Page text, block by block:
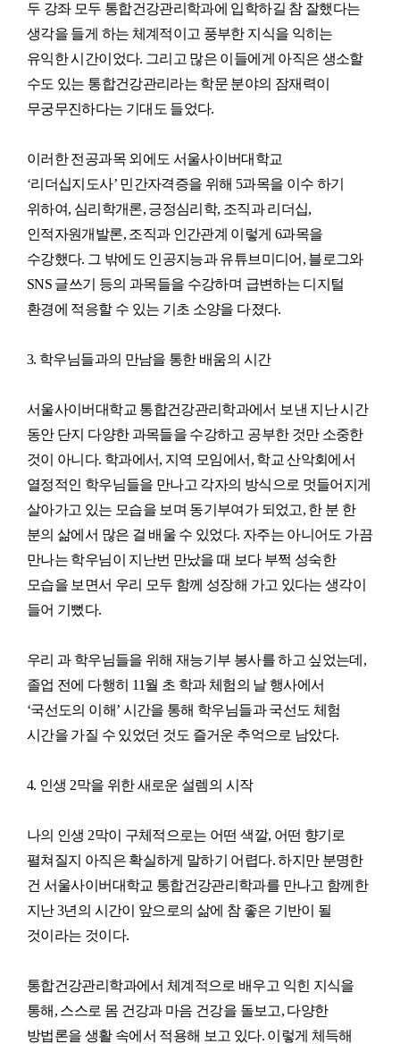
두 강좌 모두 통합건강관리학과에 입학하길 참 잘했다는
생각을 들게 하는 체계적이고 풍부한 지식을 익히는
유익한 시간이었다. 그리고 많은 이들에게 아직은 생소할
수도 있는 통합건강관리라는 학문 분야의 잠재력이
무궁무진하다는 기대도 들었다.
이러한 전공과목 외에도 서울사이버대학교
‘리더십지도사’ 민간자격증을 위해 5과목을 이수 하기
위하여, 심리학개론, 긍정심리학, 조직과 리더십,
인적자원개발론, 조직과 인간관계 이렇게 6과목을
수강했다. 그 밖에도 인공지능과 유튜브미디어, 블로그와
SNS 글쓰기 등의 과목들을 수강하며 급변하는 디지털
환경에 적응할 수 있는 기초 소양을 다졌다.
3. 학우님들과의 만남을 통한 배움의 시간
서울사이버대학교 통합건강관리학과에서 보낸 지난 시간
동안 단지 다양한 과목들을 수강하고 공부한 것만 소중한
것이 아니다. 학과에서, 지역 모임에서, 학교 산악회에서
열정적인 학우님들을 만나고 각자의 방식으로 멋들어지게
살아가고 있는 모습을 보며 동기부여가 되었고, 한 분 한
분의 삶에서 많은 걸 배울 수 있었다. 자주는 아니어도 가끔
만나는 학우님이 지난번 만났을 때 보다 부쩍 성숙한
모습을 보면서 우리 모두 함께 성장해 가고 있다는 생각이
들어 기뻤다.
우리 과 학우님들을 위해 재능기부 봉사를 하고 싶었는데,
졸업 전에 다행히 11월 초 학과 체험의 날 행사에서
‘국선도의 이해’ 시간을 통해 학우님들과 국선도 체험
시간을 가질 수 있었던 것도 즐거운 추억으로 남았다.
4. 인생 2막을 위한 새로운 설렘의 시작
나의 인생 2막이 구체적으로는 어떤 색깔, 어떤 향기로
펼쳐질지 아직은 확실하게 말하기 어렵다. 하지만 분명한
건 서울사이버대학교 통합건강관리학과를 만나고 함께한
지난 3년의 시간이 앞으로의 삶에 참 좋은 기반이 될
것이라는 것이다.
통합건강관리학과에서 체계적으로 배우고 익힌 지식을
통해, 스스로 몸 건강과 마음 건강을 돌보고, 다양한
방법론을 생활 속에서 적용해 보고 있다. 이렇게 체득해